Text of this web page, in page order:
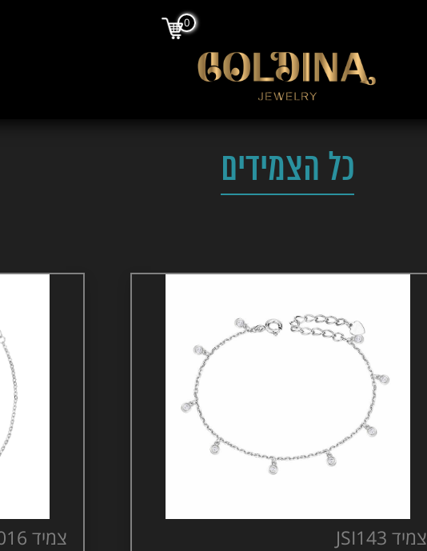
0
כל הצמידים
צמיד JSI143 צמיד ZSI016